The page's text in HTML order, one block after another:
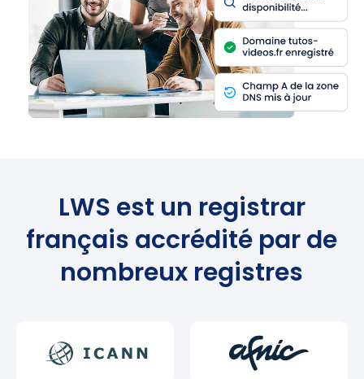
LWS est un registrar
français accrédité par de
nombreux registres